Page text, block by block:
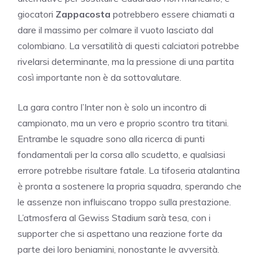
giocatori Zappacosta potrebbero essere chiamati a
dare il massimo per colmare il vuoto lasciato dal
colombiano. La versatilità di questi calciatori potrebbe
rivelarsi determinante, ma la pressione di una partita
così importante non è da sottovalutare.
La gara contro l’Inter non è solo un incontro di
campionato, ma un vero e proprio scontro tra titani.
Entrambe le squadre sono alla ricerca di punti
fondamentali per la corsa allo scudetto, e qualsiasi
errore potrebbe risultare fatale. La tifoseria atalantina
è pronta a sostenere la propria squadra, sperando che
le assenze non influiscano troppo sulla prestazione.
L’atmosfera al Gewiss Stadium sarà tesa, con i
supporter che si aspettano una reazione forte da
parte dei loro beniamini, nonostante le avversità.